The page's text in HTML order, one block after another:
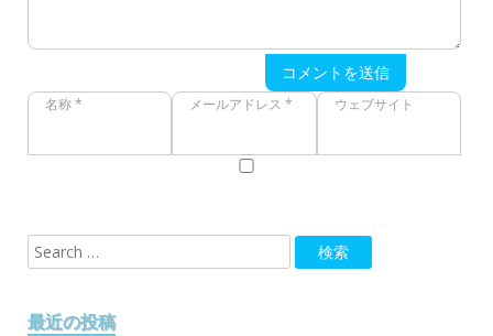
コメントを送信
名称 * メールアドレス * ウェブサイト
最近の投稿